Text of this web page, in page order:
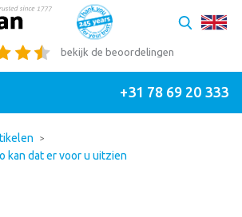
bekijk de beoordelingen
+31 78 69 20 333
kan dat er voor u uitzien